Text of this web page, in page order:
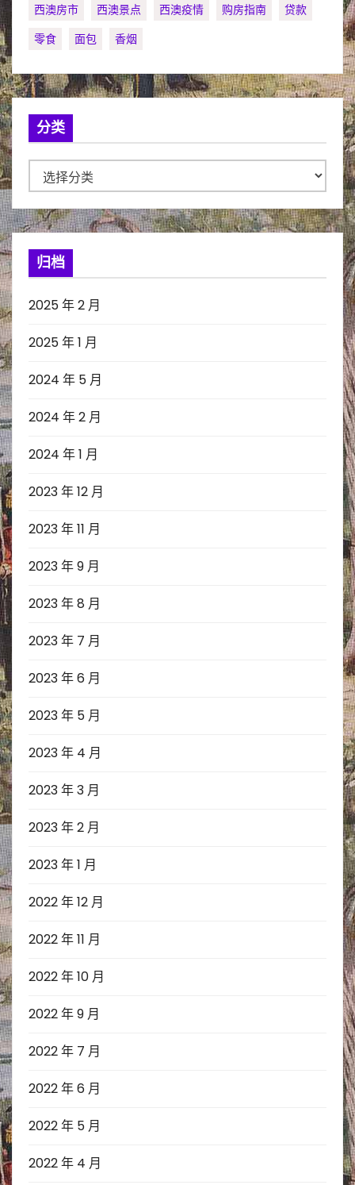
西澳房市
西澳景点 西澳疫情 购房指南
贷款
零食
面包 香烟
分类
类
归档
2025 年 2 月
2025 年 1 月
2024 年 5 月
2024 年 2 月
2024 年 1 月
2023 年 12 月
2023 年 11 月
2023 年 9 月
2023 年 8 月
2023 年 7 月
2023 年 6 月
2023 年 5 月
2023 年 4 月
2023 年 3 月
2023 年 2 月
2023 年 1 月
2022 年 12 月
2022 年 11 月
2022 年 10 月
2022 年 9 月
2022 年 7 月
2022 年 6 月
2022 年 5 月
2022 年 4 月